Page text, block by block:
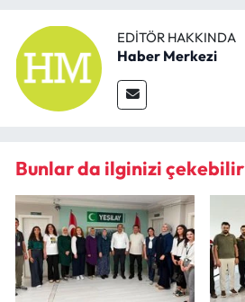
EDITÖR HAKKINDA
Haber Merkezi
Bunlar da ilginizi çekebilir